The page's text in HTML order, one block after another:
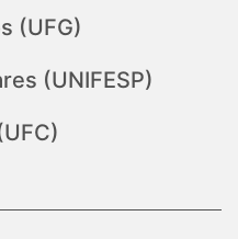
(UFG)
(UNIFESP)